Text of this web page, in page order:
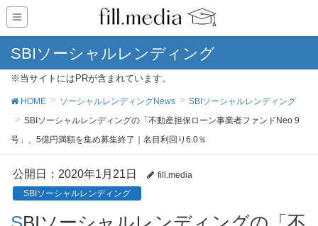
SBIソーシャルレンディング
※当サイトにはPRが含まれています。
HOME ソーシャルレンディングNews
SBIソーシャルレンディング
SBIソーシャルレンディングの「不動産担保ローン事業者ファンドNeo 9
号」、5億円満額を集め募集終了｜名目利回り6.0％
公開日： 2020年1月21日
fill.media
SBIソーシャルレンディング